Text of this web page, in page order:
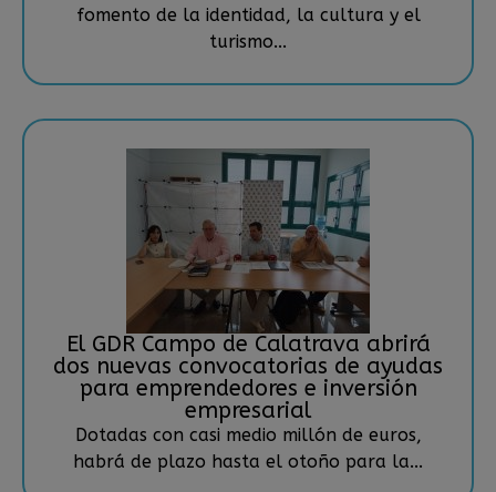
fomento de la identidad, la cultura y el
turismo...
El GDR Campo de Calatrava abrirá
dos nuevas convocatorias de ayudas
para emprendedores e inversión
empresarial
Dotadas con casi medio millón de euros,
habrá de plazo hasta el otoño para la...